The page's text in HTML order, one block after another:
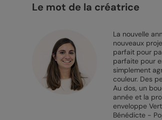
Le mot de la créatrice
La nouvelle
nouveaux
parfait pour
parfaite pour
simplement
couleur. Des
Au dos, un
année et la
enveloppe
Bénédicte -